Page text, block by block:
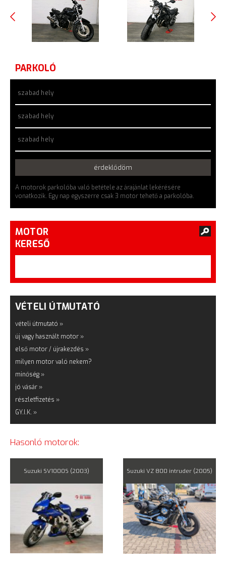
PARKOLÓ
szabad hely
szabad hely
szabad hely
érdeklődöm
A motorok parkolóba való betétele az árajánlat lekérésére
vonatkozik. Egy nap egyszerre csak 3 motor tehető a parkolóba.
MOTOR
KERESŐ
VÉTELI ÚTMUTATÓ
vételi útmutató »
új vagy használt motor »
első motor / újrakezdés »
milyen motor való nekem?
minőség »
jó vásár »
részletfizetés »
GY.I.K. »
Hasonló motorok:
Suzuki SV1000S (2003) Suzuki VZ 800 intruder (2005)